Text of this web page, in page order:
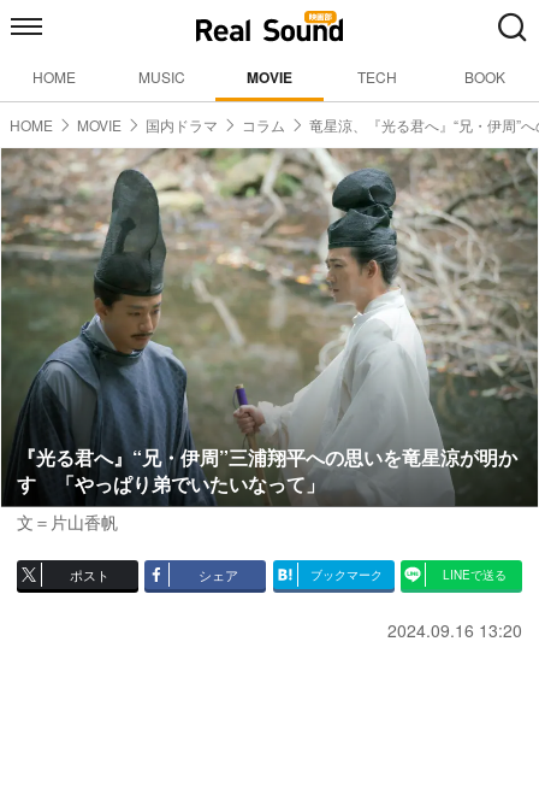
HOME MUSIC MOVIE TECH BOOK
HOME MOVIE 国内ドラマ コラム 竜星涼、『光る君へ』“兄・伊周”
『光る君へ』“兄・伊周”三浦翔平への思いを竜星涼が明か
す 「やっぱり弟でいたいなって」
文＝片山香帆
ポスト シェア ブックマーク LINEで送る
2024.09.16 13:20